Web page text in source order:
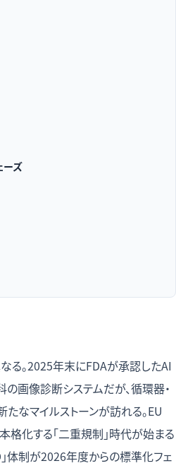
ーズ
る。2025年末にFDAが承認したAI
画像診断システムだが、循環器・
なマイルストーンが訪れる。EU
格化する「二重規制」時代が始まる
体制が2026年度からの標準化フェ